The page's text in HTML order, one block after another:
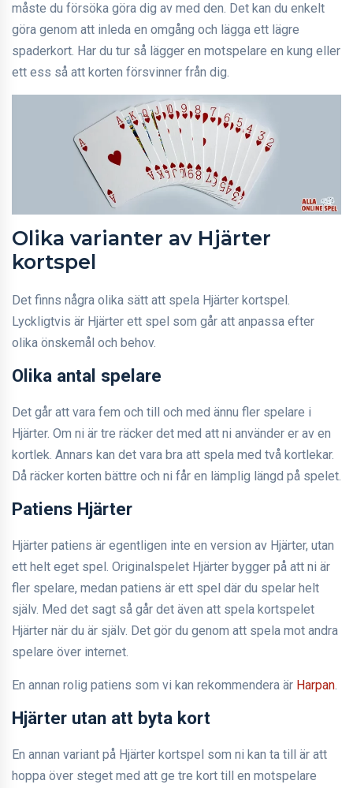
måste du försöka göra dig av med den. Det kan du enkelt
göra genom att inleda en omgång och lägga ett lägre
spaderkort. Har du tur så lägger en motspelare en kung eller
ett ess så att korten försvinner från dig.
Olika varianter av Hjärter
kortspel
Det finns några olika sätt att spela Hjärter kortspel.
Lyckligtvis är Hjärter ett spel som går att anpassa efter
olika önskemål och behov.
Olika antal spelare
Det går att vara fem och till och med ännu fler spelare i
Hjärter. Om ni är tre räcker det med att ni använder er av en
kortlek. Annars kan det vara bra att spela med två kortlekar.
Då räcker korten bättre och ni får en lämplig längd på spelet.
Patiens Hjärter
Hjärter patiens är egentligen inte en version av Hjärter, utan
ett helt eget spel. Originalspelet Hjärter bygger på att ni är
fler spelare, medan patiens är ett spel där du spelar helt
själv. Med det sagt så går det även att spela kortspelet
Hjärter när du är själv. Det gör du genom att spela mot andra
spelare över internet.
En annan rolig patiens som vi kan rekommendera är Harpan.
Hjärter utan att byta kort
En annan variant på Hjärter kortspel som ni kan ta till är att
hoppa över steget med att ge tre kort till en motspelare